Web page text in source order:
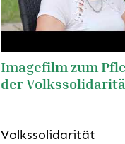
Bei der Wiedergabe
YouTube-Videos
finden Sie in unserer
Imagefilm zum
der
Volkssolidarität